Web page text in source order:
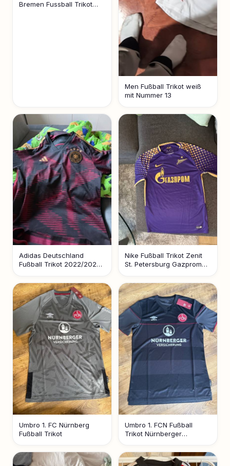
Bremen Fussball Trikot
Men Fußball Trikot weiß
mit Nummer 13
Adidas Deutschland
Fußball Trikot 2022/2023
Nike Fußball Trikot Zenit
St. Petersburg Gazprom
Umbro 1. FC Nürnberg
Fußball Trikot
Umbro 1. FCN Fußball
Trikot Nürnberger